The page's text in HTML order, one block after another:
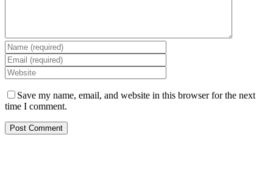
Save my name, email, and website in this browser for the next
time I comment.